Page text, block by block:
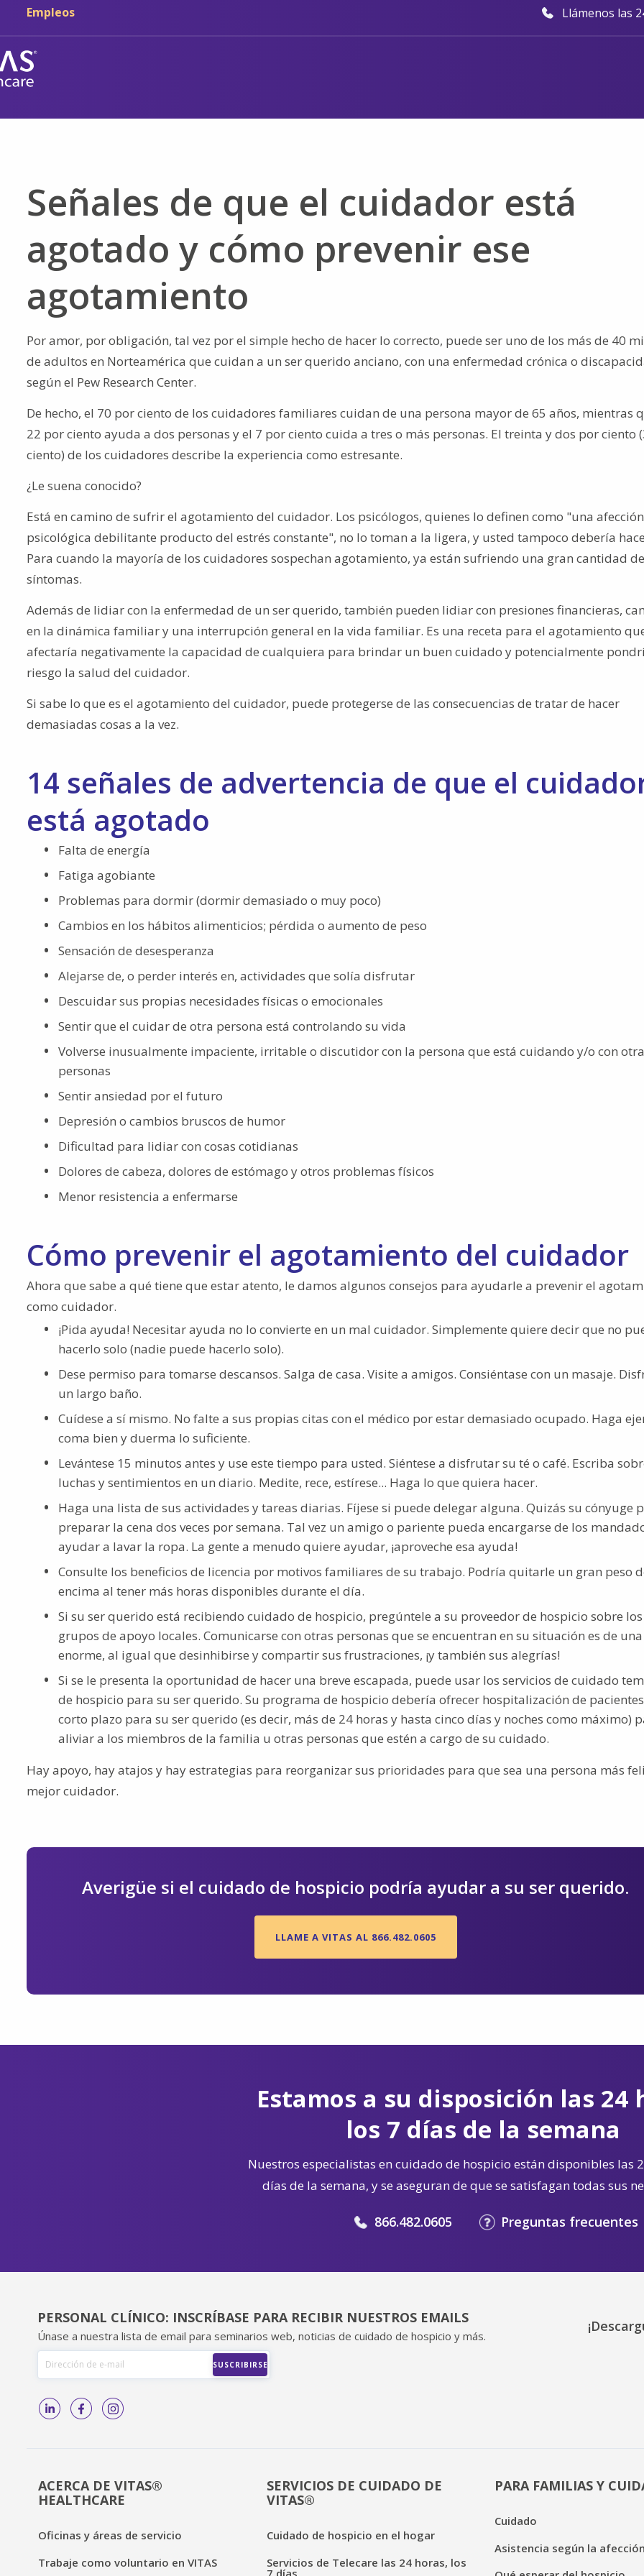
Ir al contenido principal
Ir a navegación
Empleos Llámenos las
Señales de que el cuidador está
agotado y cómo prevenir ese
agotamiento
Por amor, por obligación, tal vez por el simple hecho de hacer lo correcto, puede ser uno de los más de 40
de adultos en Norteamérica que cuidan a un ser querido anciano, con una enfermedad crónica o
según el Pew Research Center.
De hecho, el 70 por ciento de los cuidadores familiares cuidan de una persona mayor de 65 años, mientras
22 por ciento ayuda a dos personas y el 7 por ciento cuida a tres o más personas. El treinta y dos por ciento
ciento) de los cuidadores describe la experiencia como estresante.
¿Le suena conocido?
Está en camino de sufrir el agotamiento del cuidador. Los psicólogos, quienes lo definen como "una afección
psicológica debilitante producto del estrés constante", no lo toman a la ligera, y usted tampoco debería
Para cuando la mayoría de los cuidadores sospechan agotamiento, ya están sufriendo una gran cantidad de
síntomas.
Además de lidiar con la enfermedad de un ser querido, también pueden lidiar con presiones financieras,
en la dinámica familiar y una interrupción general en la vida familiar. Es una receta para el agotamiento
afectaría negativamente la capacidad de cualquiera para brindar un buen cuidado y potencialmente
riesgo la salud del cuidador.
Si sabe lo que es el agotamiento del cuidador, puede protegerse de las consecuencias de tratar de hacer
demasiadas cosas a la vez.
14 señales de advertencia de que el
está agotado
Falta de energía
Fatiga agobiante
Problemas para dormir (dormir demasiado o muy poco)
Cambios en los hábitos alimenticios; pérdida o aumento de peso
Sensación de desesperanza
Alejarse de, o perder interés en, actividades que solía disfrutar
Descuidar sus propias necesidades físicas o emocionales
Sentir que el cuidar de otra persona está controlando su vida
Volverse inusualmente impaciente, irritable o discutidor con la persona que está cuidando y/o con
personas
Sentir ansiedad por el futuro
Depresión o cambios bruscos de humor
Dificultad para lidiar con cosas cotidianas
Dolores de cabeza, dolores de estómago y otros problemas físicos
Menor resistencia a enfermarse
Cómo prevenir el agotamiento del cuidador
Ahora que sabe a qué tiene que estar atento, le damos algunos consejos para ayudarle a prevenir el
como cuidador.
¡Pida ayuda! Necesitar ayuda no lo convierte en un mal cuidador. Simplemente quiere decir que no
hacerlo solo (nadie puede hacerlo solo).
Dese permiso para tomarse descansos. Salga de casa. Visite a amigos. Consiéntase con un masaje.
un largo baño.
Cuídese a sí mismo. No falte a sus propias citas con el médico por estar demasiado ocupado. Haga
coma bien y duerma lo suficiente.
Levántese 15 minutos antes y use este tiempo para usted. Siéntese a disfrutar su té o café. Escriba
luchas y sentimientos en un diario. Medite, rece, estírese... Haga lo que quiera hacer.
Haga una lista de sus actividades y tareas diarias. Fíjese si puede delegar alguna. Quizás su cónyuge
preparar la cena dos veces por semana. Tal vez un amigo o pariente pueda encargarse de los
ayudar a lavar la ropa. La gente a menudo quiere ayudar, ¡aproveche esa ayuda!
Consulte los beneficios de licencia por motivos familiares de su trabajo. Podría quitarle un gran peso
encima al tener más horas disponibles durante el día.
Si su ser querido está recibiendo cuidado de hospicio, pregúntele a su proveedor de hospicio sobre los
grupos de apoyo locales. Comunicarse con otras personas que se encuentran en su situación es de
enorme, al igual que desinhibirse y compartir sus frustraciones, ¡y también sus alegrías!
Si se le presenta la oportunidad de hacer una breve escapada, puede usar los servicios de cuidado
de hospicio para su ser querido. Su programa de hospicio debería ofrecer hospitalización de
corto plazo para su ser querido (es decir, más de 24 horas y hasta cinco días y noches como máximo)
aliviar a los miembros de la familia u otras personas que estén a cargo de su cuidado.
Hay apoyo, hay atajos y hay estrategias para reorganizar sus prioridades para que sea una persona más
mejor cuidador.
Averigüe si el cuidado de hospicio podría ayudar a su ser querido.
LLAME A VITAS AL 866.482.0605
Estamos a su disposición las 24
los 7 días de la semana
Nuestros especialistas en cuidado de hospicio están disponibles las
días de la semana, y se aseguran de que se satisfagan todas sus
866.482.0605 Preguntas frecuentes
PERSONAL CLÍNICO: INSCRÍBASE PARA RECIBIR NUESTROS EMAILS
Únase a nuestra lista de email para seminarios web, noticias de cuidado de hospicio y más.
ACERCA DE VITAS®
HEALTHCARE
Oficinas y áreas de servicio
Trabaje como voluntario en VITAS
SERVICIOS DE CUIDADO DE
VITAS®
Cuidado de hospicio en el hogar
Servicios de Telecare las 24 horas, los
7 días
PARA FAMILIAS Y
Cuidado
Asistencia según la